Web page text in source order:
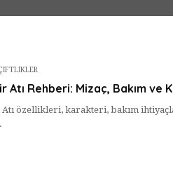
Atı Rehberi: Mizaç, Bakım ve
özellikleri, karakteri, bakım